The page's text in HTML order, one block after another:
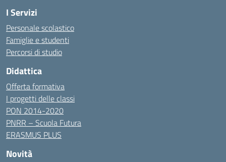
I Servizi
Personale scolastico
Famiglie e studenti
Percorsi di studio
Didattica
Offerta formativa
I progetti delle classi
PON 2014-2020
PNRR – Scuola Futura
ERASMUS PLUS
Novità